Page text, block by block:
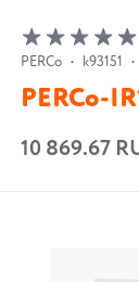
г.
PERCo • k93151 •
PERCo-
10 869.67